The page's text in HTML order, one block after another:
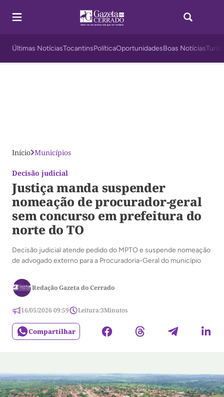
Últimas NotíciasTocantinsPolíticaOportunidadesBoas Notícias
Início Municípios
Decisão judicial
Justiça manda suspender
nomeação de procurador-geral
sem concurso em prefeitura do
norte do TO
Decisão judicial atende pedido do MPTO e suspende nomeação
de advogado externo para a Procuradoria-Geral do município
Redação Gazeta do Cerrado
16/05/2026 09:59 Leitura:3Minutos
Compartilhar